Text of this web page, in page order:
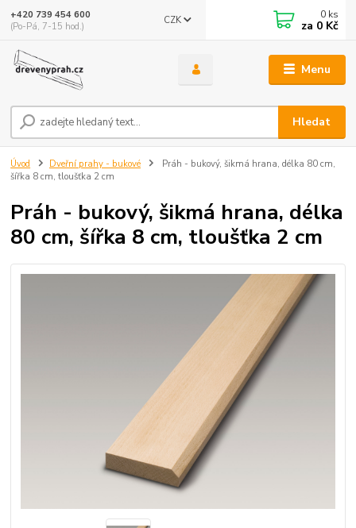
Menu
CZK
Hledat
+420 739 454 600
(Po-Pá, 7-15 hod.)
0 ks
za 0 Kč
Úvod Dveřní prahy - bukové
Práh - bukový, šikmá hrana, délka 80 cm,
šířka 8 cm, tloušťka 2 cm
Práh - bukový, šikmá hrana, délka
80 cm, šířka 8 cm, tloušťka 2 cm